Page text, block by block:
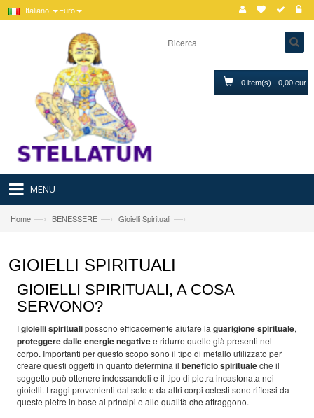
Italiano Euro
0 item(s) - 0,00 eur
MENU
Home —› BENESSERE —› Gioielli Spirituali —›
GIOIELLI SPIRITUALI
GIOIELLI SPIRITUALI, A COSA
SERVONO?
Igioielli spiritualipossono efficacemente aiutare la guarigione spirituale,
proteggere dalle energie negativee ridurre quelle già presenti nel
corpo. Importanti per questo scopo sono il tipo di metallo utilizzato per
creare questi oggetti in quanto determina il beneficio spiritualeche il
soggetto può ottenere indossandoli e il tipo di pietra incastonata nei
gioielli. I raggi provenienti dal sole e da altri corpi celesti sono riflessi da
queste pietre in base ai principi e alle qualità che attraggono.